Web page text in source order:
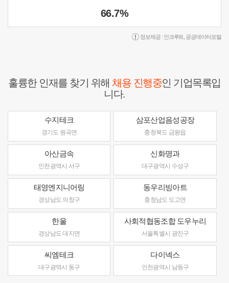
66.7%
정보제공 : 인크루트 공공데이터포털
훌륭한 인재를 찾기 위해채용 진행중인 기업목록입
니다.
수지테크
경기도 원곡면
삼포산업음성공장
충청북도 금왕읍
아산금속
인천광역시 서구
신화명과
대구광역시 수성구
태영엔지니어링
경상남도 의창구
동우리빙아트
충청남도 도고면
한울
경상남도 대지면
사회적협동조합 도우누리
서울특별시 광진구
씨엠테크
대구광역시 동구
다이넥스
인천광역시 남동구